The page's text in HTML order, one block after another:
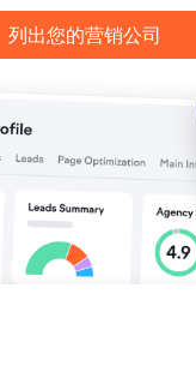
列出您的营销公司